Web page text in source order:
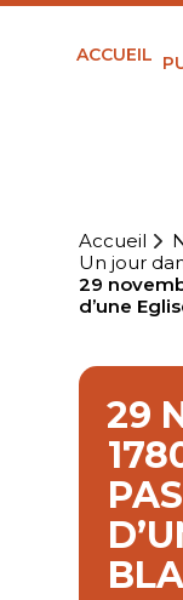
ACCUEIL
Accueil
Un jour
29
d’une
29